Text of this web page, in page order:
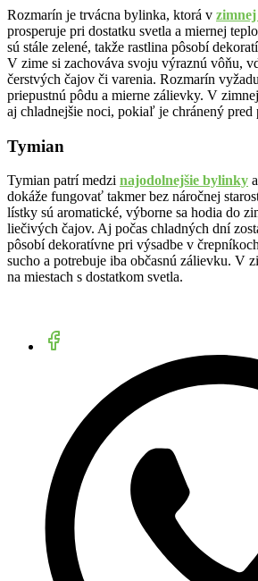
Rozmarín je trvácna bylinka, ktorá v
prosperuje pri dostatku svetla a miernej
sú stále zelené, takže rastlina pôsobí
V zime si zachováva svoju výraznú vôňu,
čerstvých čajov či varenia. Rozmarín
priepustnú pôdu a mierne zálievky. V
aj chladnejšie noci, pokiaľ je chránený pred
Tymian
Tymian patrí medzi najodolnejšie bylinky
dokáže fungovať takmer bez náročnej
lístky sú aromatické, výborne sa hodia do
liečivých čajov. Aj počas chladných dní
pôsobí dekoratívne pri výsadbe v
sucho a potrebuje iba občasnú zálievku. V
na miestach s dostatkom svetla.